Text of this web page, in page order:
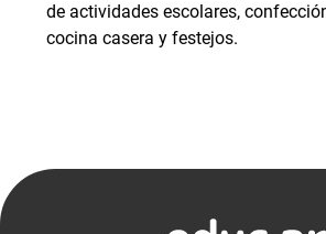
de actividades escolares,
cocina casera y festejos.